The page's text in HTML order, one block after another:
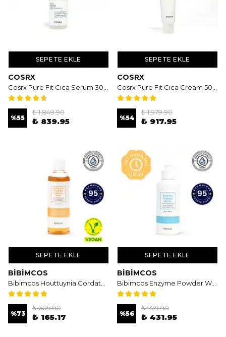
SEPETE EKLE
COSRX
%55
₺ 1,849.90
₺ 839.95
SEPETE EKLE
COSRX
%54
₺ 1,979.90
₺ 917.95
SEPETE EKLE
BIBIMCOS
%73
₺ 609.90
₺ 165.17
SEPETE EKLE
BIBIMCOS
Bibimcos Enzyme Powder Wash 80gr - Enzimli Toz Temizleyici
%56
₺ 979.90
₺ 431.95